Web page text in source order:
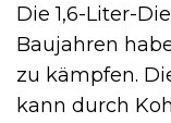
Die 1,6-Liter-
Baujahren
zu kämpfen.
kann durch